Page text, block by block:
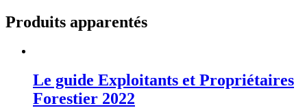
Produits apparentés
Le guide Exploitants et Propriétaires
Forestier 2022